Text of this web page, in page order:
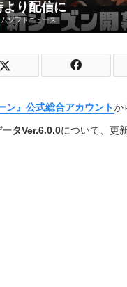
り配信に
ソフトニュース
ン』公式総合アカウントか
タVer.6.0.0について、更